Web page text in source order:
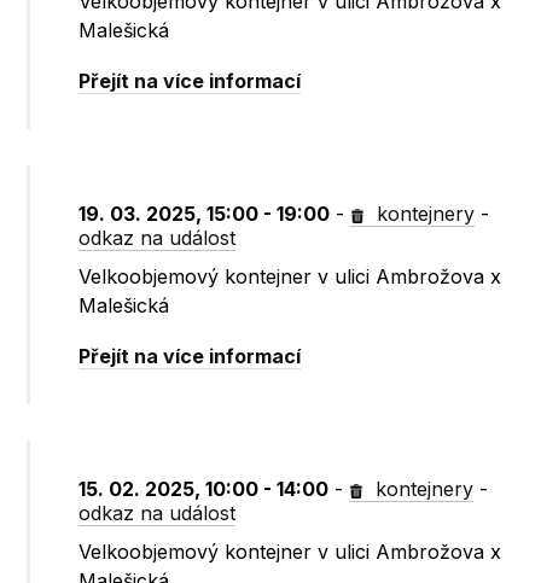
Malešická
Přejít na více informací
19. 03. 2025, 15:00 - 19:00 - kontejnery -
odkaz na událost
Velkoobjemový kontejner v ulici Ambrožova x
Malešická
Přejít na více informací
15. 02. 2025, 10:00 - 14:00 - kontejnery -
odkaz na událost
Velkoobjemový kontejner v ulici Ambrožova x